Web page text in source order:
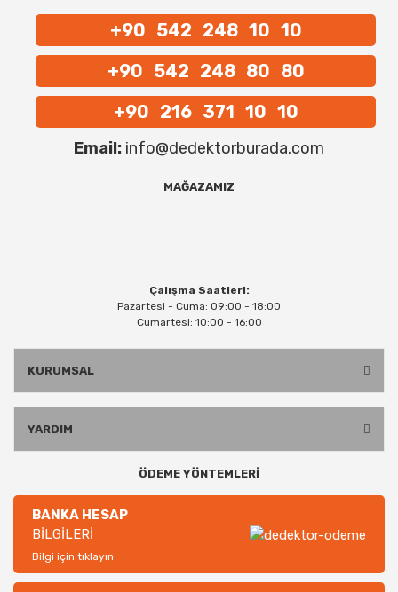
+90 542 248 10 10
+90 542 248 80 80
+90 216 371 10 10
Email: info@dedektorburada.com
MAĞAZAMIZ
Çalışma Saatleri:
Pazartesi - Cuma: 09:00 - 18:00
Cumartesi: 10:00 - 16:00
KURUMSAL
YARDIM
ÖDEME YÖNTEMLERİ
BANKA HESAP
BİLGİLERİ
Bilgi için tıklayın